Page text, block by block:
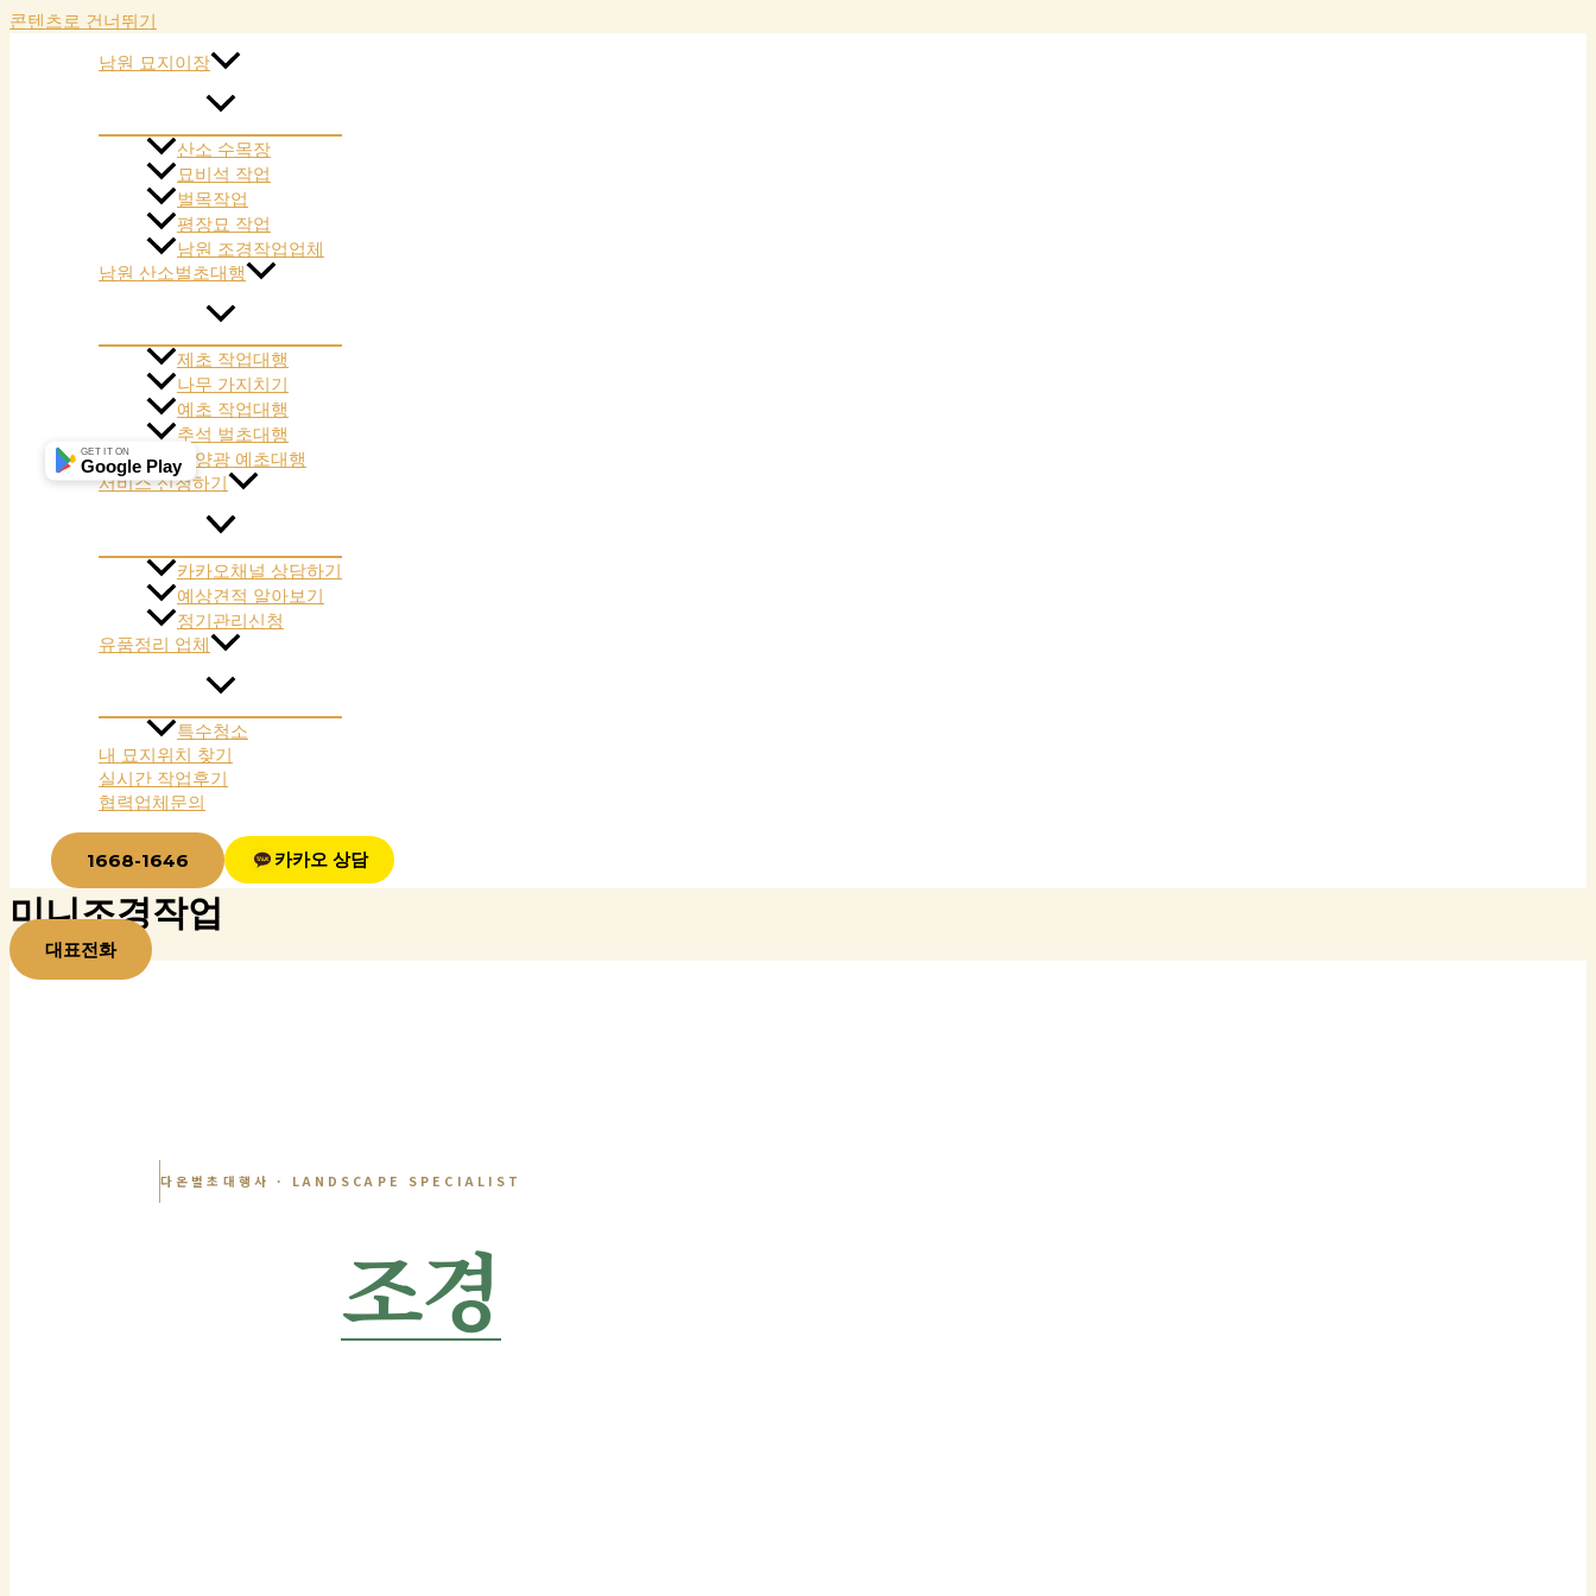
콘텐츠로 건너뛰기
남원 묘지이장
산소 수목장
묘비석 작업
벌목작업
평장묘 작업
남원 조경작업업체
남원 산소벌초대행
제초 작업대행
나무 가지치기
예초 작업대행
추석 벌초대행
태양광 예초대행
서비스 신청하기
카카오채널 상담하기
예상견적 알아보기
정기관리신청
유품정리 업체
특수청소
내 묘지위치 찾기
실시간 작업후기
협력업체문의
1668-1646 카카오 상담
GET IT ON
Google Play
미니조경작업
대표전화
다온벌초대행사 · LANDSCAPE SPECIALIST
조경